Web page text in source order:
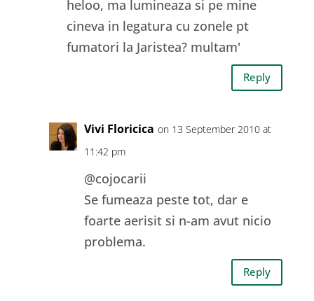
heloo, ma lumineaza si pe mine
cineva in legatura cu zonele pt
fumatori la Jaristea? multam'
Reply
Vivi Floricica on 13 September 2010 at
11:42 pm
@cojocarii
Se fumeaza peste tot, dar e
foarte aerisit si n-am avut nicio
problema.
Reply